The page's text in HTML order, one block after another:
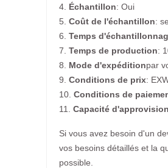
4. Échantillon: Oui
5. Coût de l'échantillon:
6. Temps
7. Temps de production:
8. Mode d'expéditionpar
9. Conditions de prix:
10. Conditions de
11. Capacité
Si vous avez besoin d'un
vos besoins détaillés et la
possible.